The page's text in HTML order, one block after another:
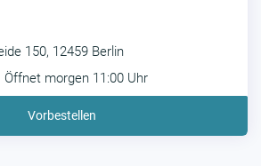
150, 12459 Berlin
Öffnet morgen 11:00 Uhr
Vorbestellen